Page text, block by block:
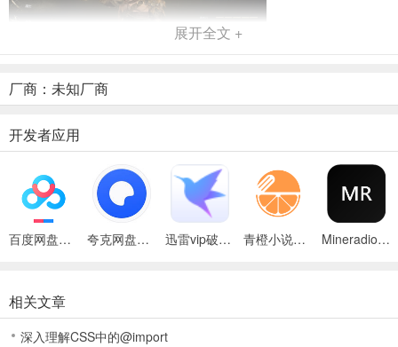
定位：近战物理输出/团队承伤
特点：攻防均衡，兼具输出与控制技能（如嘲讽、范围牵制），开荒
期容错率高。
适合玩家：喜欢前排抗压、团队指挥的玩家。
唯一推荐（能扛能打流）：主加力量，附加体质（力量:体质=8:2）。
力量最大化群攻与单体输出，契合其技能爆发特性；少量体质补充血
量与防御，避免在群怪中被秒，支撑越级刷怪和团战续航。
展开全文 +
厂商：未知厂商
开发者应用
百度网盘绿色免安装Pc电脑版 夸克网盘官方正式版 迅雷vip破解版永久会员2024版 青橙小说App Mineradio手机版
相关文章
深入理解CSS中的@import